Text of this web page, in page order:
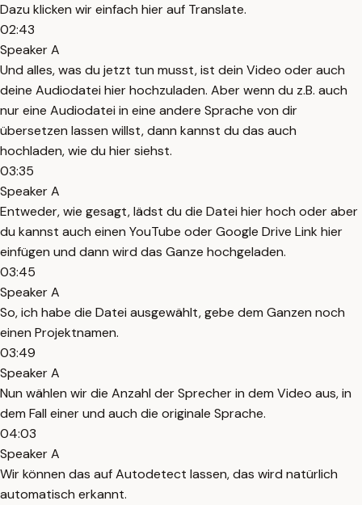
Dazu klicken wir einfach hier auf Translate.
02:43
Speaker A
Und alles, was du jetzt tun musst, ist dein Video oder auch
deine Audiodatei hier hochzuladen. Aber wenn du z.B. auch
nur eine Audiodatei in eine andere Sprache von dir
übersetzen lassen willst, dann kannst du das auch
hochladen, wie du hier siehst.
03:35
Speaker A
Entweder, wie gesagt, lädst du die Datei hier hoch oder aber
du kannst auch einen YouTube oder Google Drive Link hier
einfügen und dann wird das Ganze hochgeladen.
03:45
Speaker A
So, ich habe die Datei ausgewählt, gebe dem Ganzen noch
einen Projektnamen.
03:49
Speaker A
Nun wählen wir die Anzahl der Sprecher in dem Video aus, in
dem Fall einer und auch die originale Sprache.
04:03
Speaker A
Wir können das auf Autodetect lassen, das wird natürlich
automatisch erkannt.